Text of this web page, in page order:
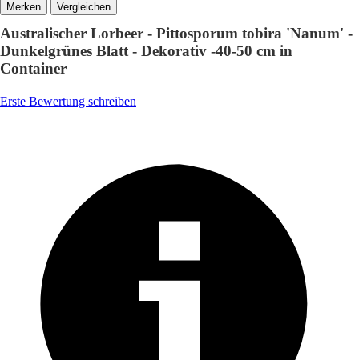
Vergleichen
Australischer Lorbeer - Pittosporum tobira 'Nanum' -
Dunkelgrünes Blatt - Dekorativ -40-50 cm in
Container
Erste Bewertung schreiben